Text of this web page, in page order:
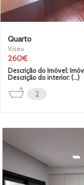
Quarto
Viseu
260€
Descrição do Imóvel:
Descrição do interior: (...)
2